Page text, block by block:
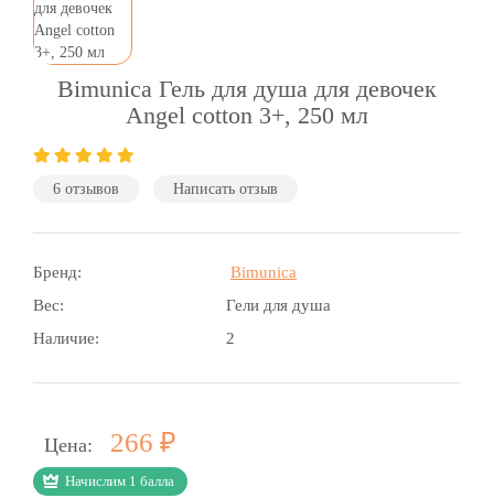
Bimunica Гель для душа для девочек
Angel cotton 3+, 250 мл
6 отзывов Написать отзыв
Бренд:
Bimunica
Вес:
Гели для душа
Наличие:
2
Цена: 266 Р
Начислим 1 балла